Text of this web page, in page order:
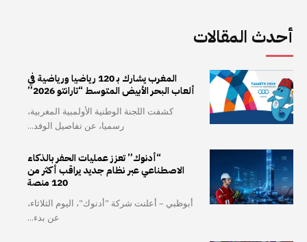
أحدث المقالات
المغرب يشارك بـ 120 رياضيا ورياضية في
ألعاب البحر الأبيض المتوسط “تارانتو 2026”
كشفت اللجنة الوطنية الأولمبية المغربية،
رسميا، عن تفاصيل الوفد...
“أدنوك” تعزز عمليات الحفر بالذكاء
الاصطناعي عبر نظام جديد يراقب أكثر من
120 منصة
أبوظبي – أعلنت شركة "أدنوك"، اليوم الثلاثاء،
عن بدء...